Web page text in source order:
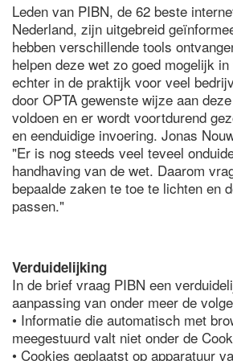
Leden van PIBN, de 62 beste
Nederland, zijn uitgebreid
hebben verschillende tools
helpen deze wet zo goed mogelijk
echter in de praktijk voor veel
door OPTA gewenste wijze aan
voldoen en er wordt voortdurend
en eenduidige invoering. Jonas
"Er is nog steeds veel teveel
handhaving van de wet. Daarom
bepaalde zaken te toe te lichten en
passen."
Verduidelijking
In de brief vraag PIBN een
aanpassing van onder meer de
• Informatie die automatisch met
meegestuurd valt niet onder de
• Cookies geplaatst op apparatuur